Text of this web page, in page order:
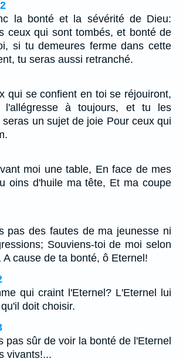
la bonté et la sévérité de Dieu:
ceux qui sont tombés, et bonté de
si tu demeures ferme dans cette
tu seras aussi retranché.
qui se confient en toi se réjouiront,
à toujours, et tu les
seras un sujet de joie Pour ceux qui
moi une table, En face de mes
oins d'huile ma tête, Et ma coupe
pas des fautes de ma jeunesse ni
Souviens-toi de moi selon
cause de ta bonté, ô Eternel!
qui craint l'Eternel? L'Eternel lui
doit choisir.
pas sûr de voir la bonté de l'Eternel
vivants!...